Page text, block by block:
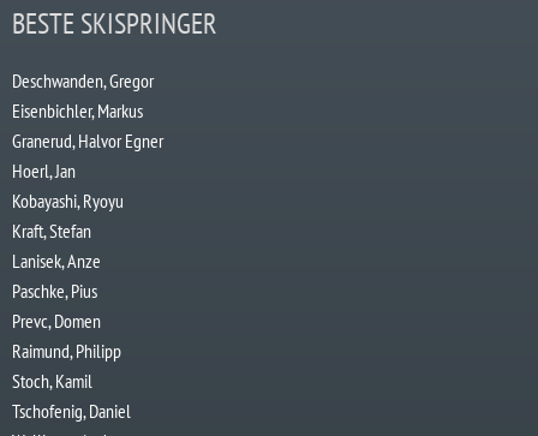
BESTE SKISPRINGER
Deschwanden, Gregor
Eisenbichler, Markus
Granerud, Halvor Egner
Hoerl, Jan
Kobayashi, Ryoyu
Kraft, Stefan
Lanisek, Anze
Paschke, Pius
Prevc, Domen
Raimund, Philipp
Stoch, Kamil
Tschofenig, Daniel